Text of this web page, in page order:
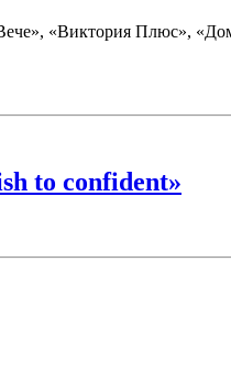
«Виктория Плюс»,
to confident»